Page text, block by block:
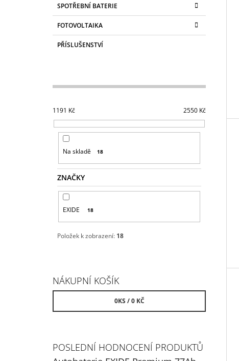
SPOTŘEBNÍ BATERIE
FOTOVOLTAIKA
PŘÍSLUŠENSTVÍ
1191 Kč 2550 Kč
Na skladě 18
ZNAČKY
EXIDE 18
Položek k zobrazení: 18
NÁKUPNÍ KOŠÍK
0KS /0 KČ
POSLEDNÍ HODNOCENÍ PRODUKTŮ